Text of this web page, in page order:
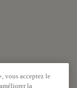
vous acceptez le
la